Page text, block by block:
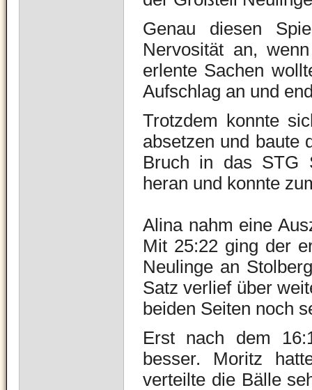
Genau diesen
Nervosität an,
erlente Sachen
Aufschlag an und
Trotzdem konnte
absetzen und baute
Bruch in das STG
heran und konnte
Alina nahm eine
Mit 25:22 ging der
Neulinge an
Satz verlief über
beiden Seiten noch
Erst nach dem
besser. Moritz
verteilte die Bälle